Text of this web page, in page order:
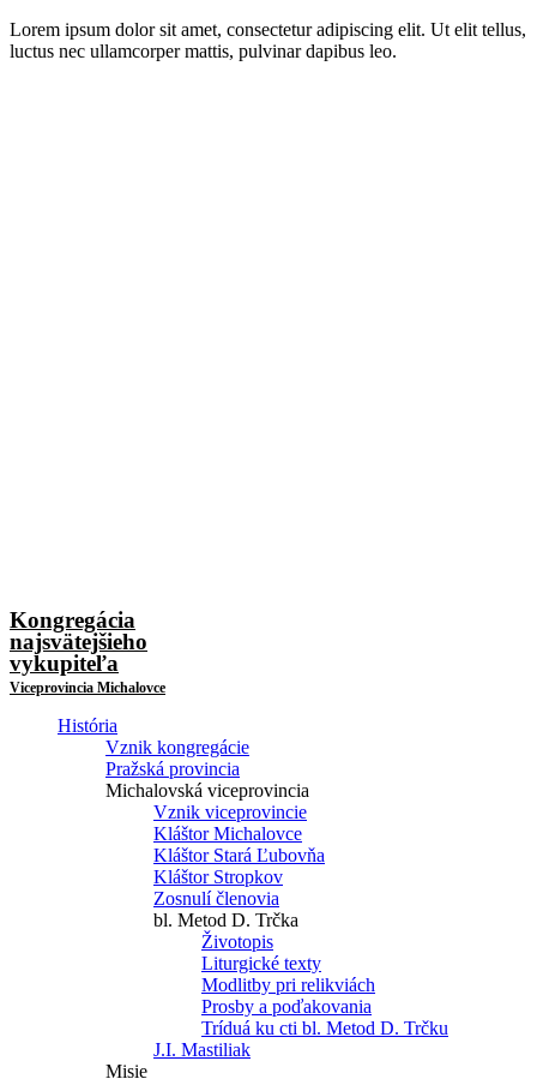
Lorem ipsum dolor sit amet, consectetur adipiscing elit. Ut elit tellus,
luctus nec ullamcorper mattis, pulvinar dapibus leo.
Kongregácia
najsvätejšieho
vykupiteľa
Viceprovincia Michalovce
História
Vznik kongregácie
Pražská provincia
Michalovská viceprovincia
Vznik viceprovincie
Kláštor Michalovce
Kláštor Stará Ľubovňa
Kláštor Stropkov
Zosnulí členovia
bl. Metod D. Trčka
Životopis
Liturgické texty
Modlitby pri relikviách
Prosby a poďakovania
Tríduá ku cti bl. Metod D. Trčku
J.I. Mastiliak
Misie